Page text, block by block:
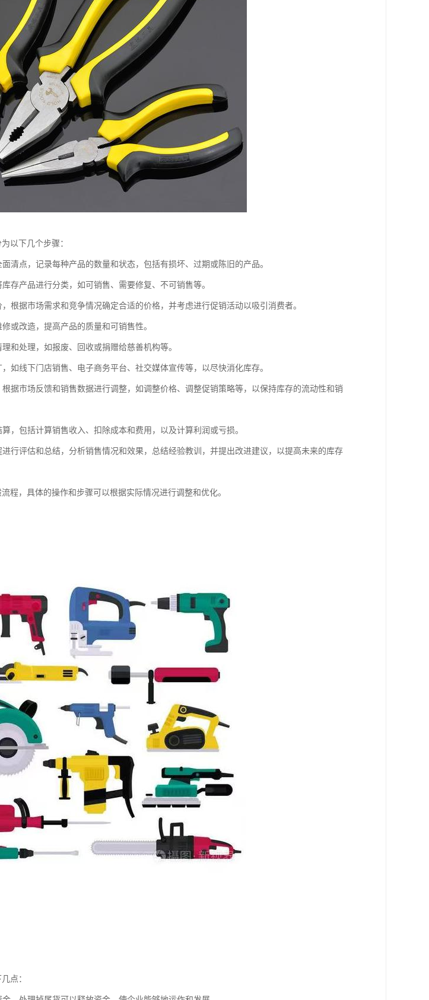
以下几个步骤：
清点，记录每种产品的数量和状态，包括有损坏、过期或陈旧的产品。
存产品进行分类，如可销售、需要修复、不可销售等。
根据市场需求和竞争情况确定合适的价格，并考虑进行促销活动以吸引消费者。
或改造，提高产品的质量和可销售性。
和处理，如报废、回收或捐赠给慈善机构等。
如线下门店销售、电子商务平台、社交媒体宣传等，以尽快消化库存。
据市场反馈和销售数据进行调整，如调整价格、调整促销策略等，以保持库存的流动性和销
，包括计算销售收入、扣除成本和费用，以及计算利润或亏损。
行评估和总结，分析销售情况和效果，总结经验教训，并提出改进建议，以提高未来的库存
程，具体的操作和步骤可以根据实际情况进行调整和优化。
点：